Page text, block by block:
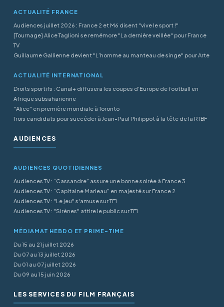
ACTUALITÉ FRANCE
Audiences juillet 2026 : France 2 et M6 disent "vive le sport !"
[Tournage] Alice Taglioni se remémore "La dernière veillée" pour France
TV
Guillaume Gallienne devient "L’homme au manteau de singe" pour Arte
ACTUALITÉ INTERNATIONAL
Droits sportifs : Canal+ diffusera les coupes d’Europe de football en
Afrique subsaharienne
"Alice" en première mondiale à Toronto
Trois candidats pour succéder à Jean-Paul Philippot à la tête de la RTBF
AUDIENCES
AUDIENCES QUOTIDIENNES
Audiences TV : “Cassandre” assure une bonne soirée à France 3
Audiences TV : “Capitaine Marleau” en majesté sur France 2
Audiences TV : "Le jeu" s'amuse sur TF1
Audiences TV : "Sirènes" attire le public sur TF1
MÉDIAMAT HEBDO ET PRIME-TIME
Du 15 au 21 juillet 2026
Du 07 au 13 juillet 2026
Du 01 au 07 juillet 2026
Du 09 au 15 juin 2026
LES SERVICES DU FILM FRANÇAIS